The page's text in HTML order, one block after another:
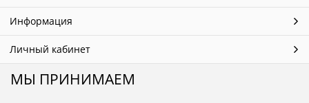
Информация
Личный кабинет
МЫ ПРИНИМАЕМ